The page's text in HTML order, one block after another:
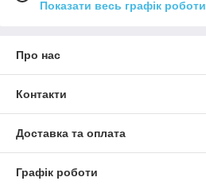
Показати весь графік роботи
Про нас
Контакти
Доставка та оплата
Графік роботи